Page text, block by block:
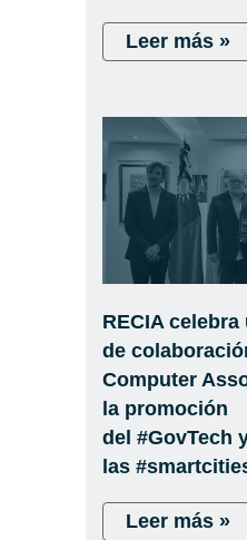
Leer más »
RECIA
de
Computer
la promoción
del #GovTech
las
Leer más »